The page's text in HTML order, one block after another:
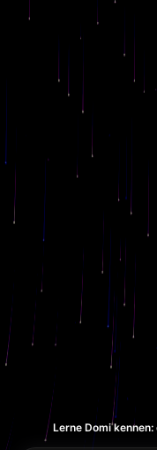
Lerne Domi